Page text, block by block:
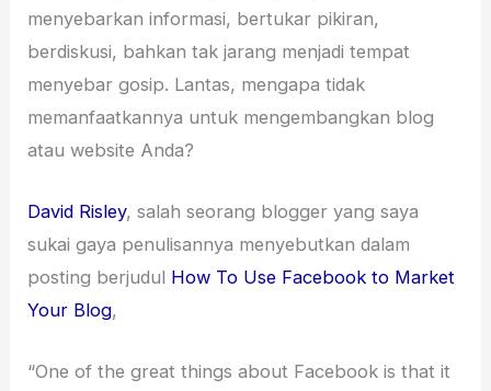
menyebarkan informasi, bertukar pikiran,
berdiskusi, bahkan tak jarang menjadi tempat
menyebar gosip. Lantas, mengapa tidak
memanfaatkannya untuk mengembangkan blog
atau website Anda?
David Risley, salah seorang blogger yang saya
sukai gaya penulisannya menyebutkan dalam
posting berjudul How To Use Facebook to Market
Your Blog,
“One of the great things about Facebook is that it